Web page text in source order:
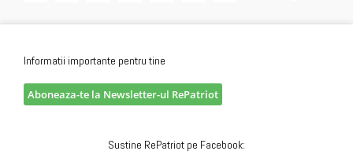
Informatii importante pentru tine
Aboneaza-te la Newsletter-ul RePatriot
Sustine RePatriot pe Facebook: